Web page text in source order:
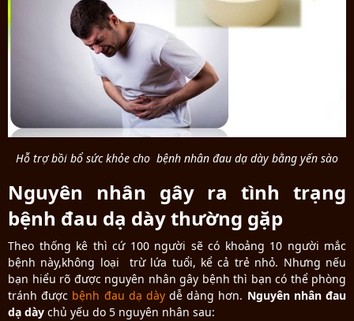
Hỗ trợ bồi bổ sức khỏe cho bệnh nhân đau dạ dày bằng yến sào
Nguyên nhân gây ra tình trạng
bệnh đau dạ dày thường gặp
Theo thống kê thì cứ 100 người sẽ có khoảng 10 người mắc
bệnh này,không loại trừ lứa tuổi, kể cả trẻ nhỏ. Nhưng nếu
bạn hiểu rõ được nguyên nhân gây bệnh thì bạn có thể phòng
tránh được bệnh đau dạ dàydễ dàng hơn. Nguyên nhân đau
dạ dày chủ yếu do 5 nguyên nhân sau: